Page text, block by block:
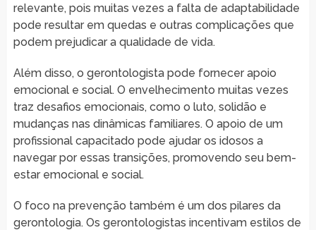
relevante, pois muitas vezes a falta de adaptabilidade
pode resultar em quedas e outras complicações que
podem prejudicar a qualidade de vida.
Além disso, o gerontologista pode fornecer apoio
emocional e social. O envelhecimento muitas vezes
traz desafios emocionais, como o luto, solidão e
mudanças nas dinâmicas familiares. O apoio de um
profissional capacitado pode ajudar os idosos a
navegar por essas transições, promovendo seu bem-
estar emocional e social.
O foco na prevenção também é um dos pilares da
gerontologia. Os gerontologistas incentivam estilos de